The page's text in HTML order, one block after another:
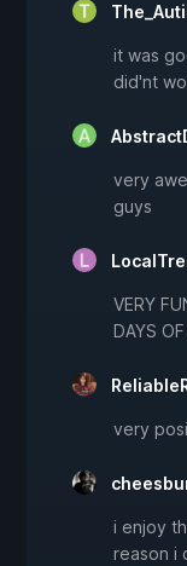
it was
did'nt
very
guys
VERY
DAYS
very
i enjoy
reason i